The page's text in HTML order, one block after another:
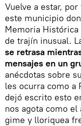
Vuelve a estar,
este municipio
Memoria Histórica
de trajín inusual.
se retrasa
mensajes en un
anécdotas sobre
les ocurra como a
dejó escrito esto
nos agota como
gime y lloriquea